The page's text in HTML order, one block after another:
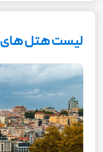
لیست هتل های